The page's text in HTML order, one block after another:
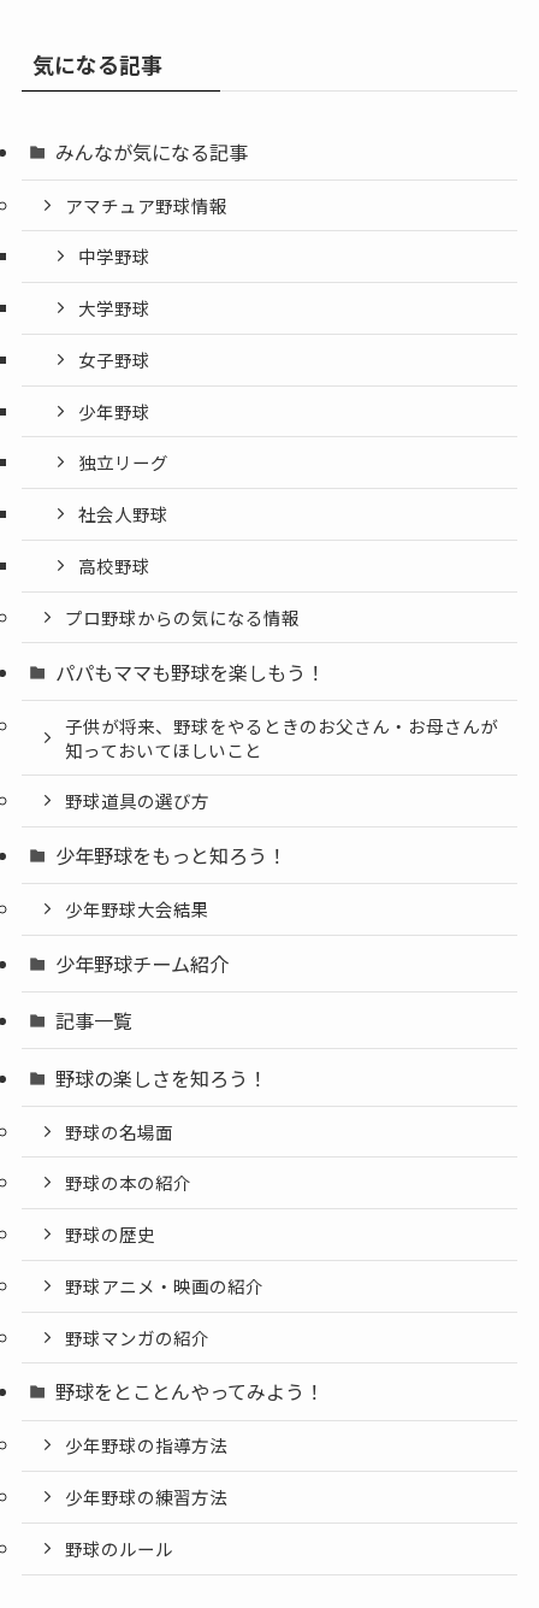
気になる記事
みんなが気になる記事
アマチュア野球情報
中学野球
大学野球
女子野球
少年野球
独立リーグ
社会人野球
高校野球
プロ野球からの気になる情報
パパもママも野球を楽しもう！
子供が将来、野球をやるときのお父さん・お母さんが
知っておいてほしいこと
野球道具の選び方
少年野球をもっと知ろう！
少年野球大会結果
少年野球チーム紹介
記事一覧
野球の楽しさを知ろう！
野球の名場面
野球の本の紹介
野球の歴史
野球アニメ・映画の紹介
野球マンガの紹介
野球をとことんやってみよう！
少年野球の指導方法
少年野球の練習方法
野球のルール